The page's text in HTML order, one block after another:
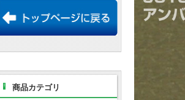
商品カテゴリ